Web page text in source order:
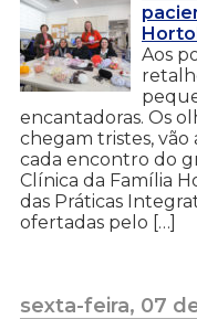
Aos
encantadoras. Os
chegam tristes,
cada encontro do
Clínica da Família
das Práticas
ofertadas pelo […]
sexta-feira, 07